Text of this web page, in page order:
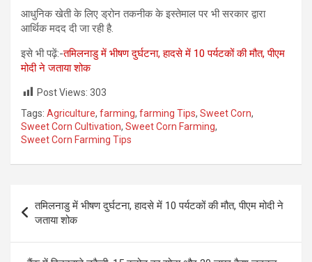
आधुनिक खेती के लिए ड्रोन तकनीक के इस्तेमाल पर भी सरकार द्वारा
आर्थिक मदद दी जा रही है.
इसे भी पढ़ें:-तमिलनाडु में भीषण दुर्घटना, हादसे में 10 पर्यटकों की मौत, पीएम
मोदी ने जताया शोक
Post Views: 303
Tags: Agriculture, farming, farming Tips, Sweet Corn,
Sweet Corn Cultivation, Sweet Corn Farming,
Sweet Corn Farming Tips
Post
navigation
तमिलनाडु में भीषण दुर्घटना, हादसे में 10 पर्यटकों की मौत, पीएम मोदी ने
जताया शोक